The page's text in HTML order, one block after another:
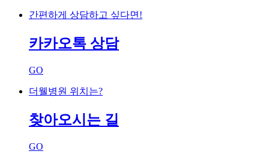
간편하게 상담하고 싶다면 !
카카오톡 상담
GO
더웰병원 위치는?
찾아오시는 길
GO